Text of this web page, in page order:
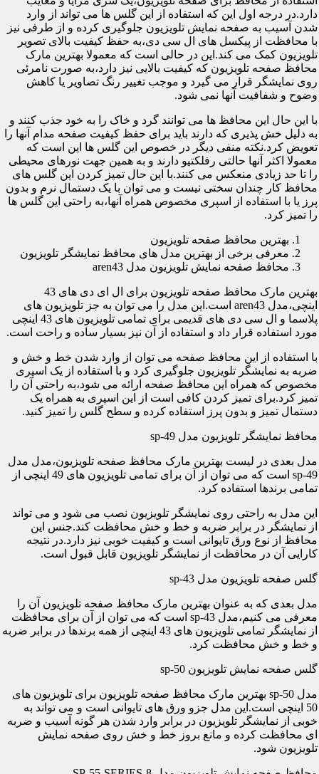
دارد.در درجه اول این که استفاده از این گلس ها می تواند از وارد
شدن آسیب به صفحه نمایش تلویزیون جلوگیری کرده و از طرفی نیز
با محافظت از پیکسل های ال سی دی،به حفظ کیفیت بالای تصویر
تلویزیون کمک می کند.این در حالی است که معمولا بهترین مارک
محافظ صفحه تلویزیون که کیفیت بالایی نیز دارد،به صورت نامرئی
روی نمایشگر قرار می گیرد و موجب تغییر رنگ تصاویر یا کاهش
وضوح و شفافیت آنها نمی شود.
با این حال این محافظ ها می توانند گرد و خاک را به خود جذب کنند و
به دلیل خش پذیری که دارند باید برای حفظ کیفیت صفحه مدام آنها را
تعویض کرد.نکته منفی دیگر در خصوص این گلس ها این است که
معمولا اکثر آنها حالتی رفلکتیو دارند و به همین جهت نورهای محیطی
را تا حد زیادی منعکس می کنند.با این حال تمیز کردن این گلس های
محافظ کار چندان سختی نیست و می توان با یک دستمال نرم و بدون
پرز یا با استفاده از اسپری مخصوص همراه آنها،به راحتی این گلس ها
را تمیز کرد.
بهترین محافظ صفحه تلویزیون
معرفی برخی از بهترین مدل های محافظ نمایشگر تلویزیون
محافظ صفحه نمایش تلویزیون مدل aren43
بهترین مارک محافظ صفحه تلویزیون برای ال ای دی های 43
اینچی،مدل aren43 است.این مدل را می توان به جز تلویزیون های
پلاسما و ال سی دی های قدیمی برای تمامی تلویزیون های 43 اینچی
مورد استفاده قرار داد و استفاده از آن نیز بسیار ساده و راحت است.
با استفاده از این محافظ صفحه می توان از وارد شدن خط و خش و
ضربه به نمایشگر تلویزیون جلوگیری کرد و با استفاده از یک اسپری
مخصوص که همراه این محافظ صفحه ارائه می شود،به راحتی آن را
تمیز کرد.برای تمیز کردن کافی است از این اسپری به همراه یک
دستمال تمیز و بدون پرز استفاده کرده و سطح گلس را تمیز کنید.
محافظ نمایشگر تلویزیون مدل sp-49
مدل بعدی در لیست بهترین مارک محافظ صفحه تلویزیون،مدل مدل
sp-49 است که می توان از آن برای تمامی تلویزیون های 49 اینچی از
تمامی برندها استفاده کرد.
این مدل به راحتی روی نمایشگر تلویزیون نصب می شود و می تواند
از نمایشگر در برابر ضربه و خط و خش محافظت کند.جنس این
محافظ از نوع ورق تایوانی است و کیفیت خوبی نیز دارد.در نتیجه
کارایی آن در محافظت از نمایشگر تلویزیون قابل قبول است.
گلس صفحه تلویزیون مدل sp-43
مدل بعدی که به عنوان بهترین مارک محافظ صفحه تلویزیون آن را
معرفی می کنیم،مدل sp-43 است که می توان از آن برای محافظت
از نمایشگر تمامی تلویزیون های 43 اینچی از همه برندها در برابر ضربه
و خط و خش محافظت کرد.
گلس صفحه نمایش تلویزیون sp-50
مدل sp-50 بهترین مارک محافظ صفحه تلویزیون برای تلویزیون های
50 اینچی است.این مدل جزو ورق های تایوانی است و می تواند به
خوبی از نمایشگر تلویزیون در برابر وارد شدن هر گونه آسیب و ضربه
ای محافظت کرده و مانع بروز خط و خش روی صفحه نمایش
تلویزیون شود.